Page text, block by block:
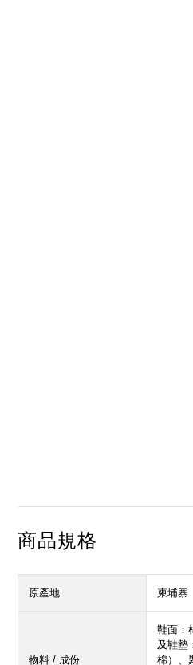
商品規格
原產地 柬埔寨
物料 / 成份
鞋面：
及鞋墊
棉）、